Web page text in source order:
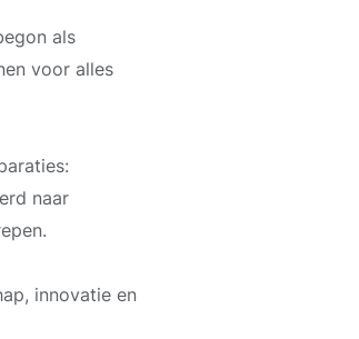
als
voor alles
naar
innovatie en